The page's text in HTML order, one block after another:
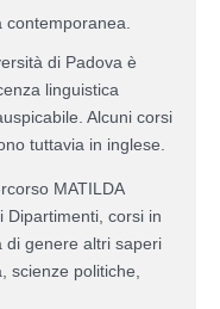
di Padova è
linguistica
Alcuni corsi
tuttavia in inglese.
MATILDA
Dipartimenti, corsi in
di genere altri saperi
scienze politiche,